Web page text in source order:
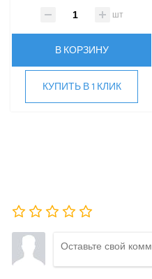
Roland
Tosot
TOSHIBA
VRF-СИСТЕМЫ
ЧИЛЛЕРЫ
шт
В КОРЗИНУ
КУПИТЬ В 1 КЛИК